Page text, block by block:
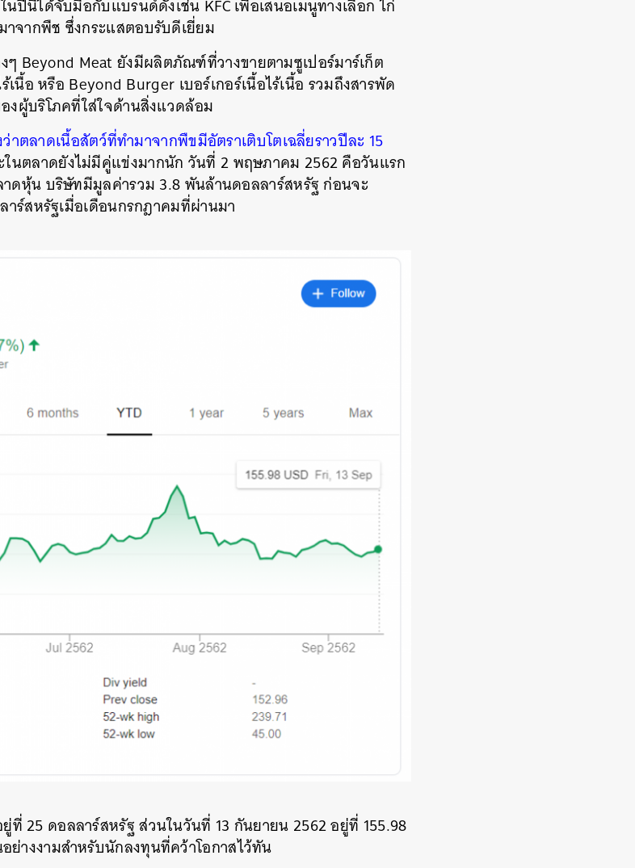
ปีนี้ได้จับมือกับแบรนด์ดังเช่น KFC เพื่อเสนอเมนูทางเลือก ไก่
จากพืช ซึ่งกระแสตอบรับดีเยี่ยม
Beyond Meat ยังมีผลิตภัณฑ์ที่วางขายตามซูเปอร์มาร์เก็ต
เนื้อ หรือ Beyond Burger เบอร์เกอร์เนื้อไร้เนื้อ รวมถึงสารพัด
งผู้บริโภคที่ใส่ใจด้านสิ่งแวดล้อม
าตลาดเนื้อสัตว์ที่ทำมาจากพืขมีอัตราเติบโตเฉลี่ยราวปีละ 15
ในตลาดยังไม่มีคู่แข่งมากนัก วันที่ 2 พฤษภาคม 2562 คือวันแรก
ดหุ้น บริษัทมีมูลค่ารวม 3.8 พันล้านดอลลาร์สหรัฐ ก่อนจะ
ร์สหรัฐเมื่อเดือนกรกฎาคมที่ผ่านมา
ที่ 25 ดอลลาร์สหรัฐ ส่วนในวันที่ 13 กันยายน 2562 อยู่ที่ 155.98
างงามสำหรับนักลงทุนที่คว้าโอกาสไว้ทัน